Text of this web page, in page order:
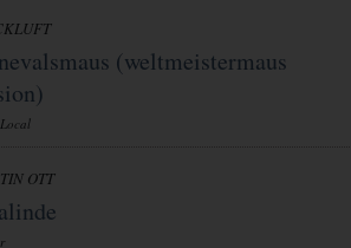
(weltmeistermaus
OTT